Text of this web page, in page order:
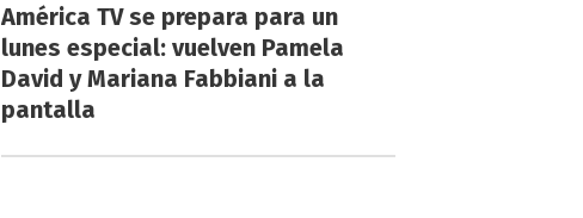
América TV se prepara para un
lunes especial: vuelven Pamela
David y Mariana Fabbiani a la
pantalla